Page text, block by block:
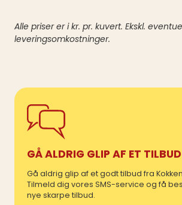
Alle priser er i kr. pr. kuvert. Ekskl.
leveringsomkostninger.
GÅ ALDRIG GLIP AF ET TILBUD
Gå aldrig glip af et godt tilbud fra
Tilmeld dig vores SMS-service og få
nye skarpe tilbud.